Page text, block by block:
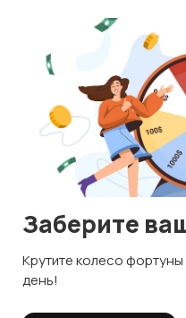
Скачать APK
Магазины Блог
Служба поддержки
☕ Поддержать
ИНН 592109881601
Используем куки и
Это чтобы сайт работал
Заберите
Крутите колесо
день!